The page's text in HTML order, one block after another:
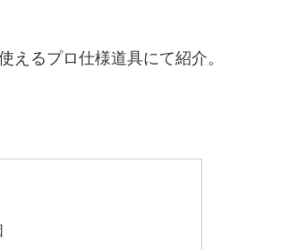
るプロ仕様道具にて紹介。